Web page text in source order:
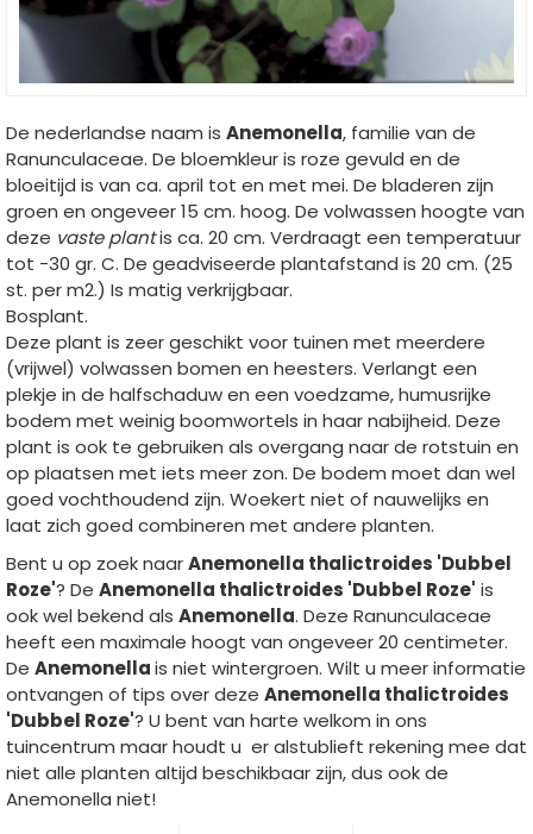
De nederlandse naam is Anemonella, familie van de
Ranunculaceae. De bloemkleur is roze gevuld en de
bloeitijd is van ca. april tot en met mei. De bladeren zijn
groen en ongeveer 15 cm. hoog. De volwassen hoogte van
deze vaste plantis ca. 20 cm. Verdraagt een temperatuur
tot -30 gr. C. De geadviseerde plantafstand is 20 cm. (25
st. per m2.) Is matig verkrijgbaar.
Bosplant.
Deze plant is zeer geschikt voor tuinen met meerdere
(vrijwel) volwassen bomen en heesters. Verlangt een
plekje in de halfschaduw en een voedzame, humusrijke
bodem met weinig boomwortels in haar nabijheid. Deze
plant is ook te gebruiken als overgang naar de rotstuin en
op plaatsen met iets meer zon. De bodem moet dan wel
goed vochthoudend zijn. Woekert niet of nauwelijks en
laat zich goed combineren met andere planten.
Bent u op zoek naarAnemonella thalictroides 'Dubbel
Roze'? De Anemonella thalictroides 'Dubbel Roze' is
ook wel bekend als Anemonella. Deze Ranunculaceae
heeft een maximale hoogt van ongeveer 20 centimeter.
De Anemonellais niet wintergroen. Wilt u meer informatie
ontvangen of tips over deze Anemonella thalictroides
'Dubbel Roze'? U bent van harte welkom in ons
tuincentrum maar houdt u er alstublieft rekening mee dat
niet alle planten altijd beschikbaar zijn, dus ook de
Anemonella niet!